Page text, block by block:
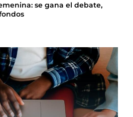
se gana el debate,